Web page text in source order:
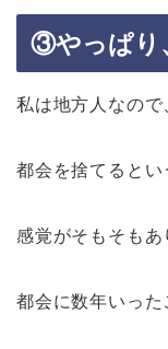
③やっぱり
私は地方人なので
都会を捨てるとい
感覚がそもそもあ
都会に数年いった